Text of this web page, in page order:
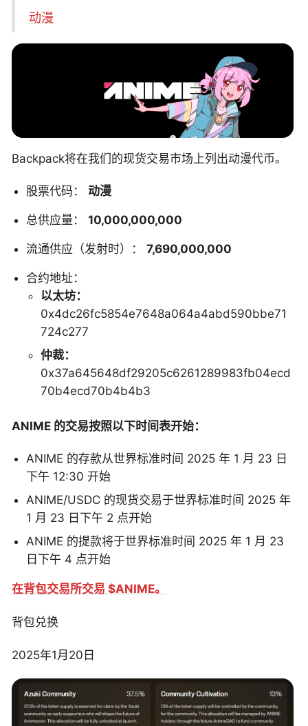
动漫
Backpack将在我们的现货交易市场上列出动漫代币。
股票代码： 动漫
总供应量： 10,000,000,000
流通供应（发射时）： 7,690,000,000
合约地址：
以太坊：
0x4dc26fc5854e7648a064a4abd590bbe71
724c277
仲裁：
0x37a645648df29205c6261289983fb04ecd
70b4ecd70b4b4b3
ANIME 的交易按照以下时间表开始：
ANIME 的存款从世界标准时间 2025 年 1 月 23 日
下午 12:30 开始
ANIME/USDC 的现货交易于世界标准时间 2025 年
1 月 23 日下午 2 点开始
ANIME 的提款将于世界标准时间 2025 年 1 月 23
日下午 4 点开始
在背包交易所交易 $ANIME。
背包兑换
2025年1月20日